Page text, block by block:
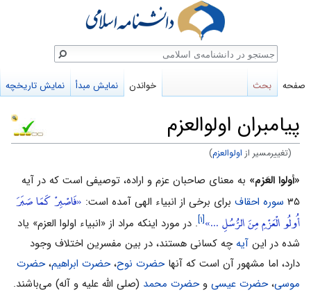
پیامبران اولوالعزم
(تغییرمسیر از اولوالعزم)
پرش
به
ناوبری
پرش
به
جستجو
«أولوا العَزم» به معنای صاحبان عزم و اراده، توصیفی است که در آیه
۳۵ سوره احقاف برای برخى از انبیاء الهى آمده است: «فَاصْبِرْ كَمَا صَبَرَ
أُولُو الْعَزْمِ مِنَ الرُّسُلِ ...»[۱] . در مورد اینکه مراد از «انبیاء اولوا العزم» یاد
شده در این آیهچه کسانی هستند، در بین مفسرین اختلاف وجود
دارد، اما مشهور آن است که آنهاحضرت نوح،حضرت ابراهیم،حضرت
موسى،حضرت عیسى وحضرت محمد (صلى الله علیه و آله) می‌باشند.
صفحه بحث خواندن نمایش مبدأ نمایش تاریخچه
جستجو